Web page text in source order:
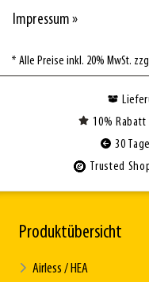
Impressum »
* Alle Preise inkl. 20% MwSt.
10%
30
Trusted
Produktübersicht
Airless / HEA